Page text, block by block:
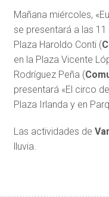
Mañana miércoles,
se presentará a las
Plaza Haroldo Conti (
en la Plaza Vicente
Rodríguez Peña (
presentará «El circo
Plaza Irlanda y en
Las actividades de
lluvia.